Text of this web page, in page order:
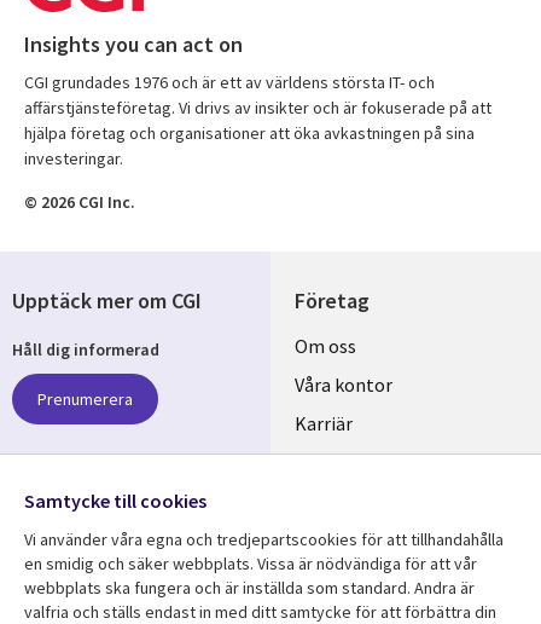
Insights you can act on
CGI grundades 1976 och är ett av världens största IT- och
affärstjänsteföretag. Vi drivs av insikter och är fokuserade på att
hjälpa företag och organisationer att öka avkastningen på sina
investeringar.
© 2026 CGI Inc.
Företag
Useful
links
SWEDEN
Om oss
Våra kontor
Karriär
Hållbarhet
Upptäck mer om CGI
Håll dig informerad
Prenumerera
Följ oss
Social
Media
SWEDEN
Samtycke till cookies
Vi använder våra egna och tredjepartscookies för att tillhandahålla
en smidig och säker webbplats. Vissa är nödvändiga för att vår
webbplats ska fungera och är inställda som standard. Andra är
valfria och ställs endast in med ditt samtycke för att förbättra din